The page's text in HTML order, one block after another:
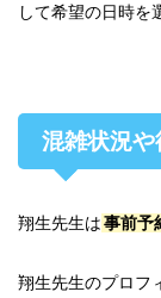
して希望の日時を
混雑状況
翔生先生は事前予
翔生先生のプロフ